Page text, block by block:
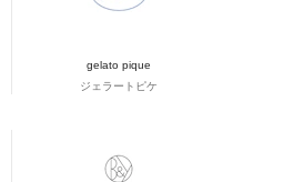
gelato pique
ジェラートピケ